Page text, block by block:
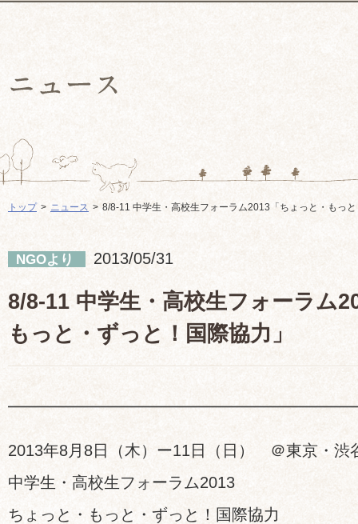
トップ ニュース 8/8-11 中学生・高校生フォーラム2013「ちょっと・もっ
NGOより 2013/05/31
8/8-11 中学生・高校生フォーラム
もっと・ずっと！国際協力」
2013年8月8日（木）ー11日（日） ＠東京・渋
中学生・高校生フォーラム2013
ちょっと・もっと・ずっと！国際協力